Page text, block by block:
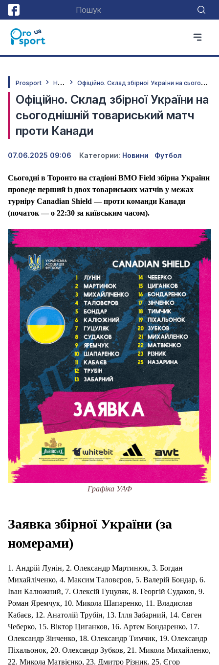
Prosport Н
овини О
фіційно. Склад збірної України на сьогоднішній товариський матч проти Канади
Офіційно. Склад збірної України на
сьогоднішній товариський матч
проти Канади
07.06.2025 09:06 Категории: Новини Футбол
Сьогодні в Торонто на стадіоні BMO Field збірна України
проведе перший із двох товариських матчів у межах
турніру Canadian Shield — проти команди Канади
(початок — о 22:30 за київським часом).
Графіка УАФ
Заявка збірної України (за
номерами)
1. Андрій Лунін, 2. Олександр Мартинюк, 3. Богдан
Михайліченко, 4. Максим Таловєров, 5. Валерій Бондар, 6.
Іван Калюжний, 7. Олексій Гуцуляк, 8. Георгій Судаков, 9.
Роман Яремчук, 10. Микола Шапаренко, 11. Владислав
Кабаєв, 12. Анатолій Трубін, 13. Ілля Забарний, 14. Євген
Чеберко, 15. Віктор Циганков, 16. Артем Бондаренко, 17.
Олександр Зінченко, 18. Олександр Тимчик, 19. Олександр
Піхальонок, 20. Олександр Зубков, 21. Микола Михайленко,
22. Микола Матвієнко, 23. Дмитро Різник. 25. Єгор